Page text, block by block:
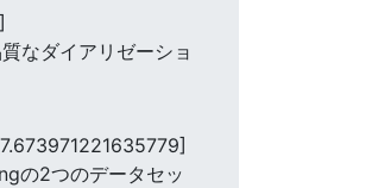
なダイアリゼーショ
の2つのデータセッ